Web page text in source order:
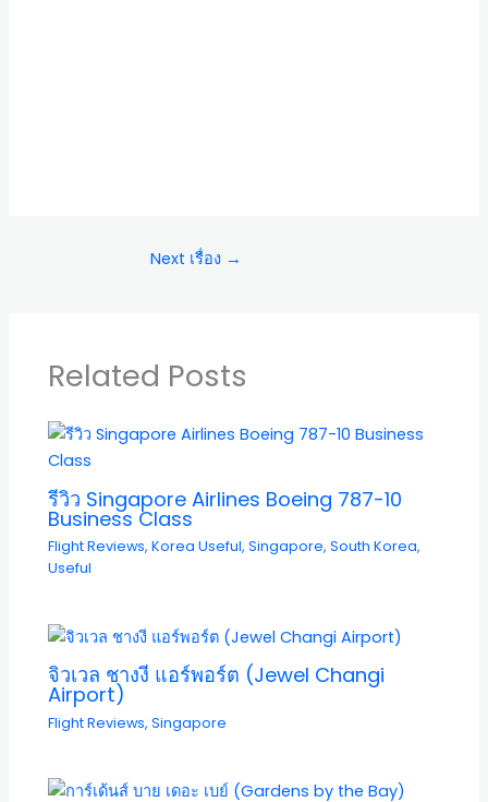
Next เรื่อง →
Related Posts
รีวิว Singapore Airlines Boeing 787-10
Business Class
Flight Reviews,Korea Useful,Singapore,South Korea,
Useful
จิวเวล ชางงี แอร์พอร์ต (Jewel Changi
Airport)
Flight Reviews,Singapore